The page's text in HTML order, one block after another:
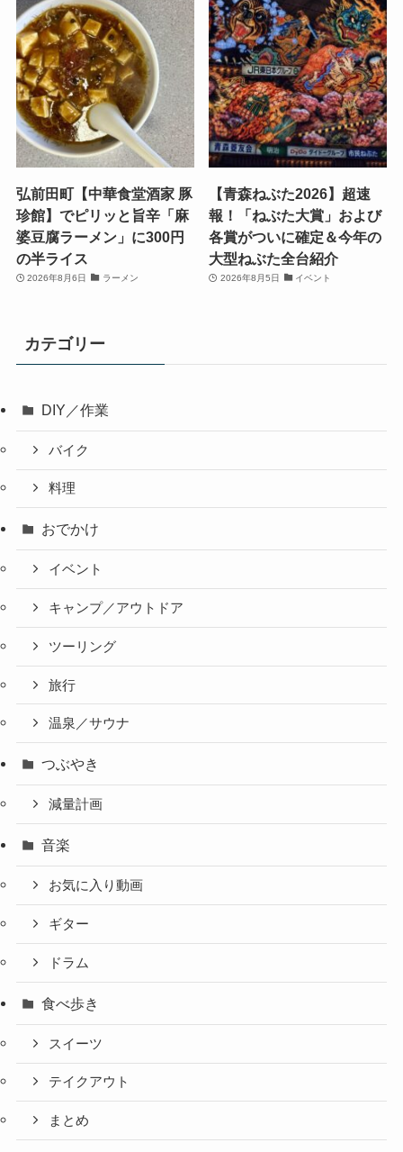
弘前田町【中華食堂酒家 豚
珍館】でピリッと旨辛「麻
婆豆腐ラーメン」に300円
の半ライス
2026年8月6日 ラーメン
【青森ねぶた2026】超速
報！「ねぶた大賞」および
各賞がついに確定＆今年の
大型ねぶた全台紹介
2026年8月5日 イベント
カテゴリー
DIY／作業
バイク
料理
おでかけ
イベント
キャンプ／アウトドア
ツーリング
旅行
温泉／サウナ
つぶやき
減量計画
音楽
お気に入り動画
ギター
ドラム
食べ歩き
スイーツ
テイクアウト
まとめ